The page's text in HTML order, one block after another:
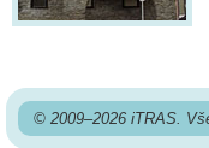
© 2009–2026 iTRAS.